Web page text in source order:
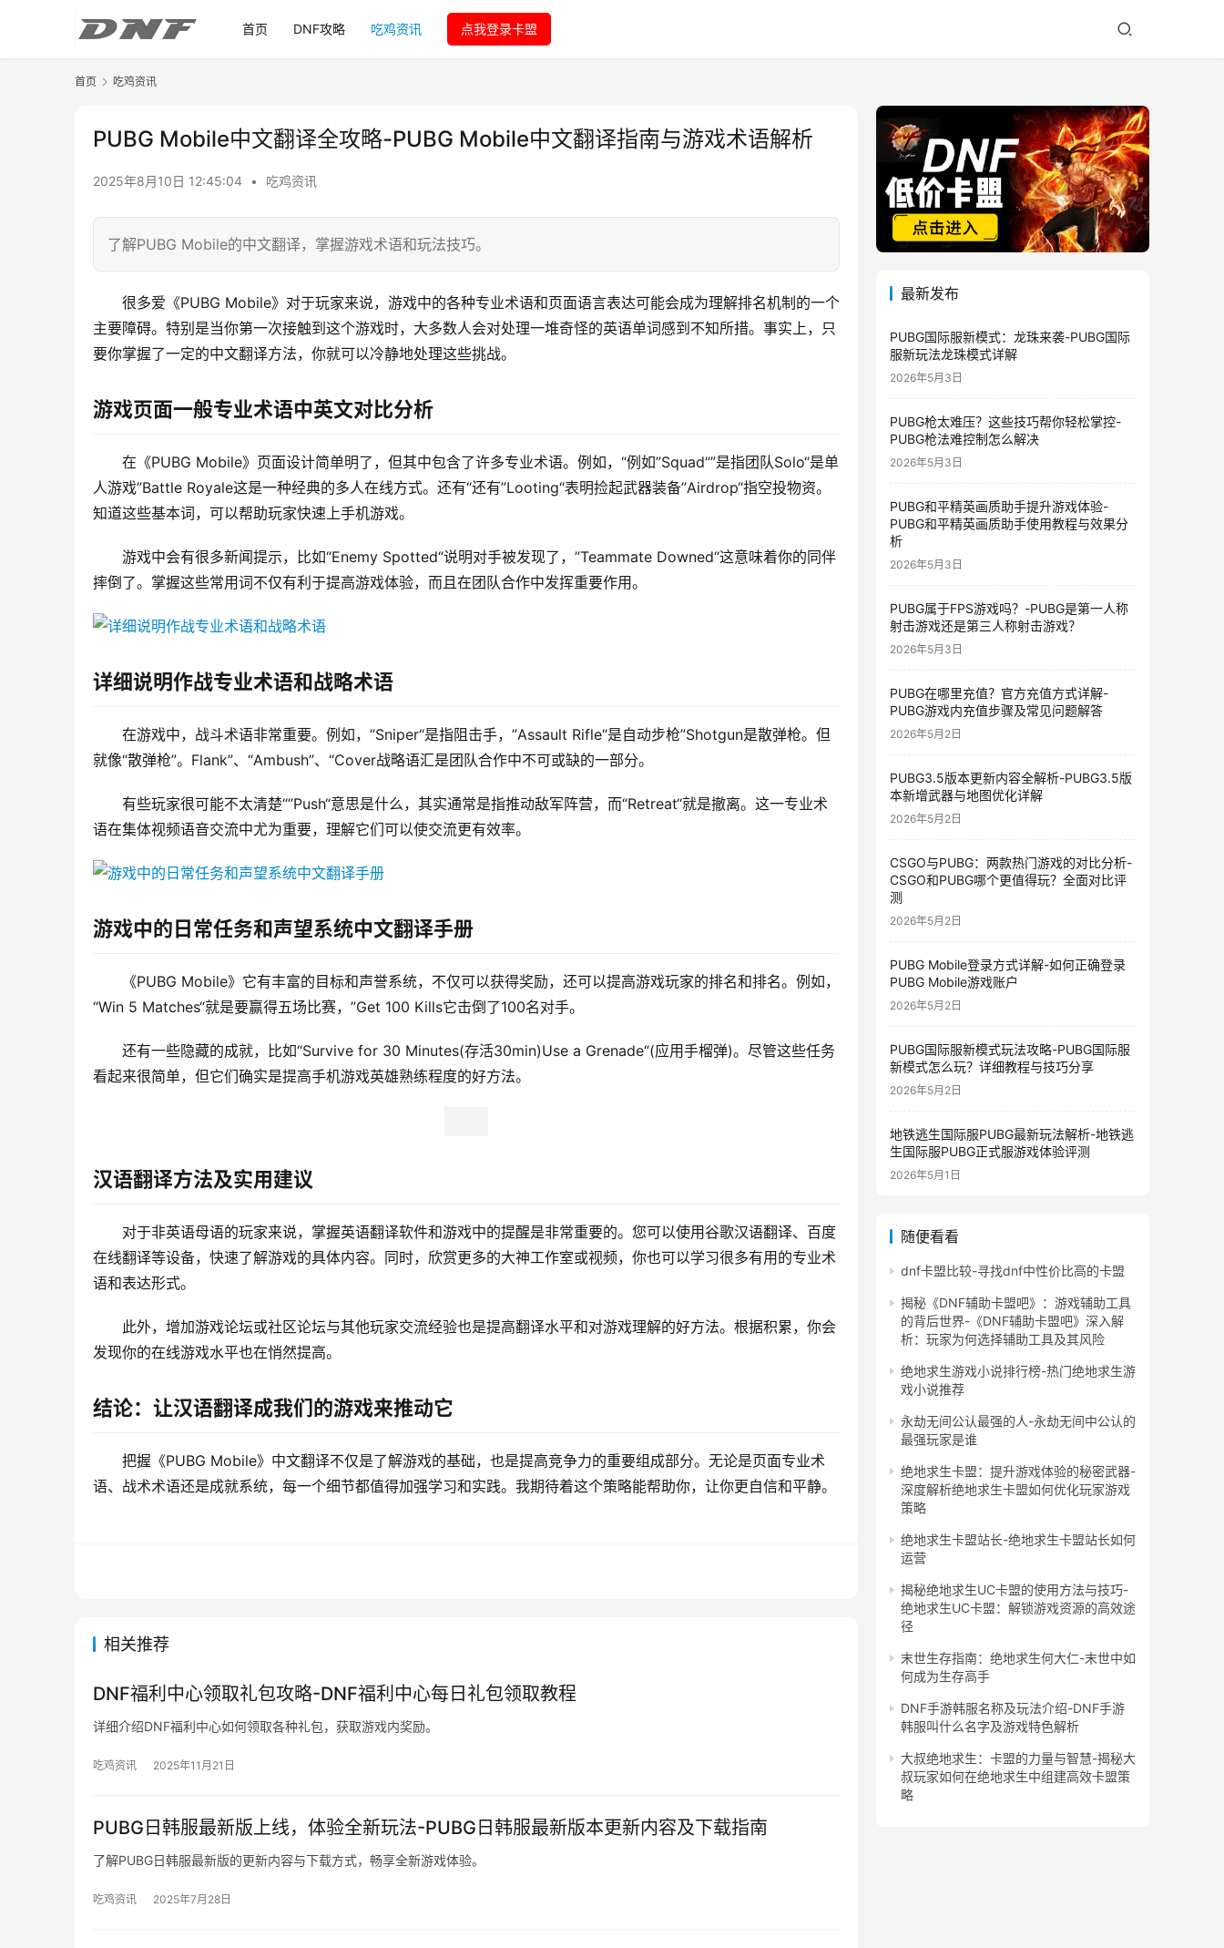
首页 DNF攻略 吃鸡资讯 点我登录卡盟
首页 吃鸡资讯
PUBG Mobile中文翻译全攻略-PUBG Mobile中文翻译指南与游戏术语解析
2025年8月10日 12:45:04 • 吃鸡资讯
了解PUBG Mobile的中文翻译，掌握游戏术语和玩法技巧。
很多爱《PUBG Mobile》对于玩家来说，游戏中的各种专业术语和页面语言表达可能会成为理解排名机制的一个
主要障碍。特别是当你第一次接触到这个游戏时，大多数人会对处理一堆奇怪的英语单词感到不知所措。事实上，只
要你掌握了一定的中文翻译方法，你就可以冷静地处理这些挑战。
游戏页面一般专业术语中英文对比分析
在《PUBG Mobile》页面设计简单明了，但其中包含了许多专业术语。例如，“例如”Squad“”是指团队Solo“是单
人游戏”Battle Royale这是一种经典的多人在线方式。还有“还有”Looting“表明捡起武器装备”Airdrop“指空投物资。
知道这些基本词，可以帮助玩家快速上手机游戏。
游戏中会有很多新闻提示，比如“Enemy Spotted“说明对手被发现了，”Teammate Downed“这意味着你的同伴
摔倒了。掌握这些常用词不仅有利于提高游戏体验，而且在团队合作中发挥重要作用。
详细说明作战专业术语和战略术语
在游戏中，战斗术语非常重要。例如，“Sniper“是指阻击手，”Assault Rifle“是自动步枪”Shotgun是散弹枪。但
就像“散弹枪”。Flank”、“Ambush”、“Cover战略语汇是团队合作中不可或缺的一部分。
有些玩家很可能不太清楚“”Push“意思是什么，其实通常是指推动敌军阵营，而“Retreat“就是撤离。这一专业术
语在集体视频语音交流中尤为重要，理解它们可以使交流更有效率。
游戏中的日常任务和声望系统中文翻译手册
《PUBG Mobile》它有丰富的目标和声誉系统，不仅可以获得奖励，还可以提高游戏玩家的排名和排名。例如，
“Win 5 Matches“就是要赢得五场比赛，”Get 100 Kills它击倒了100名对手。
还有一些隐藏的成就，比如“Survive for 30 Minutes(存活30min)Use a Grenade“(应用手榴弹)。尽管这些任务
看起来很简单，但它们确实是提高手机游戏英雄熟练程度的好方法。
汉语翻译方法及实用建议
对于非英语母语的玩家来说，掌握英语翻译软件和游戏中的提醒是非常重要的。您可以使用谷歌汉语翻译、百度
在线翻译等设备，快速了解游戏的具体内容。同时，欣赏更多的大神工作室或视频，你也可以学习很多有用的专业术
语和表达形式。
此外，增加游戏论坛或社区论坛与其他玩家交流经验也是提高翻译水平和对游戏理解的好方法。根据积累，你会
发现你的在线游戏水平也在悄然提高。
结论：让汉语翻译成我们的游戏来推动它
把握《PUBG Mobile》中文翻译不仅是了解游戏的基础，也是提高竞争力的重要组成部分。无论是页面专业术
语、战术术语还是成就系统，每一个细节都值得加强学习和实践。我期待着这个策略能帮助你，让你更自信和平静。
相关推荐
DNF福利中心领取礼包攻略-DNF福利中心每日礼包领取教程
详细介绍DNF福利中心如何领取各种礼包，获取游戏内奖励。
吃鸡资讯 2025年11月21日
PUBG日韩服最新版上线，体验全新玩法-PUBG日韩服最新版本更新内容及下载指南
了解PUBG日韩服最新版的更新内容与下载方式，畅享全新游戏体验。
吃鸡资讯 2025年7月28日
最新发布
PUBG国际服新模式：龙珠来袭-PUBG国际
服新玩法龙珠模式详解
2026年5月3日
PUBG枪太难压？这些技巧帮你轻松掌控-
PUBG枪法难控制怎么解决
2026年5月3日
PUBG和平精英画质助手提升游戏体验-
PUBG和平精英画质助手使用教程与效果分
析
2026年5月3日
PUBG属于FPS游戏吗？-PUBG是第一人称
射击游戏还是第三人称射击游戏？
2026年5月3日
PUBG在哪里充值？官方充值方式详解-
PUBG游戏内充值步骤及常见问题解答
2026年5月2日
PUBG3.5版本更新内容全解析-PUBG3.5版
本新增武器与地图优化详解
2026年5月2日
CSGO与PUBG：两款热门游戏的对比分析-
CSGO和PUBG哪个更值得玩？全面对比评
测
2026年5月2日
PUBG Mobile登录方式详解-如何正确登录
PUBG Mobile游戏账户
2026年5月2日
PUBG国际服新模式玩法攻略-PUBG国际服
新模式怎么玩？详细教程与技巧分享
2026年5月2日
地铁逃生国际服PUBG最新玩法解析-地铁逃
生国际服PUBG正式服游戏体验评测
2026年5月1日
随便看看
dnf卡盟比较-寻找dnf中性价比高的卡盟
揭秘《DNF辅助卡盟吧》：游戏辅助工具
的背后世界-《DNF辅助卡盟吧》深入解
析：玩家为何选择辅助工具及其风险
绝地求生游戏小说排行榜-热门绝地求生游
戏小说推荐
永劫无间公认最强的人-永劫无间中公认的
最强玩家是谁
绝地求生卡盟：提升游戏体验的秘密武器-
深度解析绝地求生卡盟如何优化玩家游戏
策略
绝地求生卡盟站长-绝地求生卡盟站长如何
运营
揭秘绝地求生UC卡盟的使用方法与技巧-
绝地求生UC卡盟：解锁游戏资源的高效途
径
末世生存指南：绝地求生何大仁-末世中如
何成为生存高手
DNF手游韩服名称及玩法介绍-DNF手游
韩服叫什么名字及游戏特色解析
大叔绝地求生：卡盟的力量与智慧-揭秘大
叔玩家如何在绝地求生中组建高效卡盟策
略